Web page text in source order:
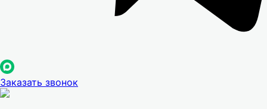
Заказать звонок